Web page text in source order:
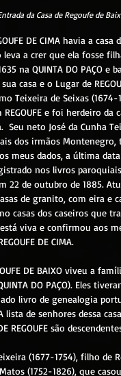
da Casa de Regoufe de
leva a crer que ela fosse
na QUINTA DO PAÇO e
casa e o Lugar de
Teixeira de Seixas
REGOUFE e foi herdeiro
Seu neto José da Cunha
dos irmãos
meus dados, a última
nos livros
22 de outubro de 1885.
de granito, com eira e
casas dos caseiros que
viva e confirmou aos
DE CIMA.
DE BAIXO viveu a
DO PAÇO). Eles
livro de genealogia
lista de senhores dessa
REGOUFE são
(1752-1826), que